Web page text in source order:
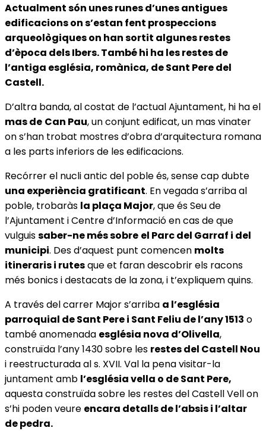
Actualment són unes runes d’unes antigues
edificacions on s’estan fent prospeccions
arqueològiques on han sortit algunes restes
d’època dels Ibers. També hi ha les restes de
l’antiga església, romànica, de Sant Pere del
Castell.
D’altra banda, al costat de l’actual Ajuntament, hi ha el
mas de Can Pau, un conjunt edificat, un mas vinater
on s’han trobat mostres d’obra d’arquitectura romana
a les parts inferiors de les edificacions.
Recórrer el nucli antic del poble és, sense cap dubte
una experiència gratificant. En vegada s’arriba al
poble, trobaràs la plaça Major, que és Seu de
l’Ajuntament i Centre d’Informació en cas de que
vulguissaber-ne més sobre el Parc del Garraf i del
municipi. Des d’aquest punt comencen molts
itineraris i rutesque et faran descobrir els racons
més bonics i destacats de la zona, i t’expliquem quins.
A través del carrer Major s’arriba a l’església
parroquial de Sant Pere i Sant Feliu de l’any 1513 o
també anomenada església nova d’Olivella,
construïda l’any 1430 sobre les restes del Castell Nou
i reestructurada al s. XVII. Val la pena visitar-la
juntament amb l’església vella o de Sant Pere,
aquesta construïda sobre les restes del Castell Vell on
s’hi poden veure encara detalls de l’absis i l’altar
de pedra.